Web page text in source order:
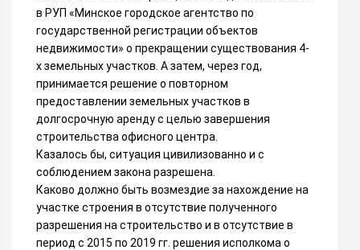
в РУП «Минское городское агентство по
государственной регистрации объектов
недвижимости» о прекращении существования 4-
х земельных участков. А затем, через год,
принимается решение о повторном
предоставлении земельных участков в
долгосрочную аренду с целью завершения
строительства офисного центра.
Казалось бы, ситуация цивилизованно и с
соблюдением закона разрешена.
Каково должно быть возмездие за нахождение на
участке строения в отсутствие полученного
разрешения на строительство и в отсутствие в
период с 2015 по 2019 гг. решения исполкома о